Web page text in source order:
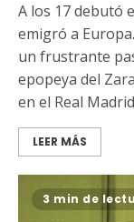
A los 17 debutó
emigró a
un frustrante
epopeya del
en el Real
LEER MÁS
3 min de